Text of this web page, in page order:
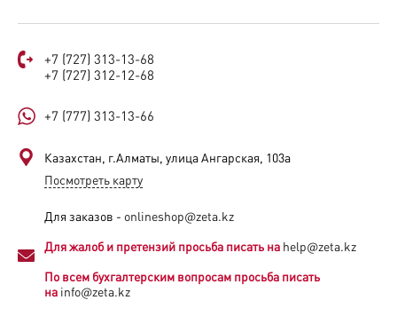
+7 (727) 313-13-68
+7 (727) 312-12-68
+7 (777) 313-13-66
Казахстан, г.Алматы, улица Ангарская, 103а​
Посмотреть карту
Для заказов - onlineshop@zeta.kz
Для жалоб и претензий просьба писать на help@zeta.kz
По всем бухгалтерским вопросам просьба писать
на info@zeta.kz